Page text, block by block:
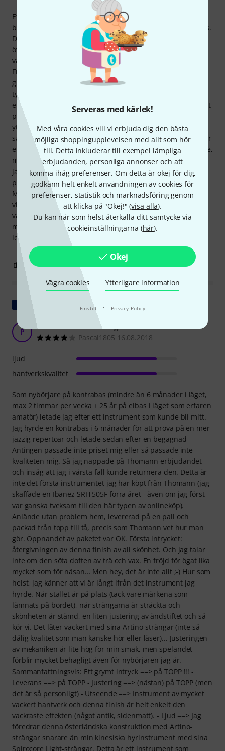
Serveras med kärlek!
Med våra cookies vill vi erbjuda dig den bästa
möjliga shoppingupplevelsen med allt som hör
till. Detta inkluderar till exempel lämpliga
erbjudanden, personliga annonser och att
komma ihåg preferenser. Om detta är okej för dig,
godkänn helt enkelt användningen av cookies för
preferenser, statistik och marknadsföring genom
att klicka på "Okej!" (visa alla).
Du kan när som helst återkalla ditt samtycke via
cookieinställningarna (här).
Okej
Vägra cookies Ytterligare information
Finstilt · Privacy Policy
Efter att ha jämfört den med andra basar i Thomann-
butiken bestämde jag mig för 22AS 3/4 Europe Double Bass.
Dess mjuka men klara, fylliga ljud och goda spelbarhet
övertygade mig i prisklassen under 1300 euro. Finishen är
vacker och kompletterar instrumentets karaktär perfekt.
Frakten var exemplarisk. Efteråt tog jag den till en
gitarrmakare, som inte var riktigt lika entusiastisk men
tyckte att den var acceptabel för priset. För strax under 200
euro justerade han relästolpen och stallet, inte minst för att
passa mina keramiska pickuper. Ljudet förbättrades
ytterligare. Jag var inte nöjd med strängarna som Thomann
satte på, som de kallade "jazz"-strängar. Dessa strängar har
en metallkärna; nylonsträngar skulle vara varmare, mjukare,
mer jazziga, men de kostar ungefär 100-130 euro mer. Så
jag kommer snart att köpa de "riktiga" strängarna till fullt
pris. Jag spelar soul, blues och lättare jazz i ett coverband.
Mina bandkamrater blir regelbundet vilda av upphetsning
vid åsynen av instrumentet. För publiken är det bara ett
vanligt instrument, till synes mer en musikers grej. Men
man ska inte underskatta en kontrabas närvaro och
lockelse. Tur är den som vet hur man spelar den.
13 ANMÄL RECENSION
P Över mina förväntningar!
Pascal1805 16.08.2018
Som nybörjare på kontrabas (mindre än 6 månader i läget,
max 2 timmar per vecka + 25 år på elbas i läget som erfaren
amatör) letade jag efter ett instrument som kunde bli mitt.
Jag hyrde en kontrabas i 6 månader för att prova på en mer
jazzig repertoar och letade sedan efter en begagnad -
Antingen passade inte priset mig eller så passade inte
kvaliteten mig. Så jag nappade på Thomann-erbjudandet
och insåg att jag i värsta fall kunde returnera den. Detta är
inte det första instrumentet jag har köpt från Thomann (jag
skaffade en Ibanez SRH 505F förra året - även om jag först
var ganska tveksam till den här typen av onlineköp).
Anlände utan problem hem, levererad på en pall och
packad från topp till tå, precis som Thomann vet hur man
gör. Öppnandet av paketet var OK. Första intrycket:
återgivningen av denna finish av all skönhet. Och jag talar
inte om den söta doften av trä och vax. En fröjd för ögat lika
mycket som för näsan... Men hey, det är inte allt ;-) Hur som
helst, jag känner att vi är långt ifrån det instrument jag
hyrde. När stallet är på plats (tack vare märkena som
lämnats på bordet), när strängarna är sträckta och
skönheten är stämd, en liten justering av ändstiftet och så
kör vi. Det låter vackert med sina Artino-strängar (inte så
dålig kvalitet som man kanske hör eller läser)... Justeringen
av mekaniken är lite hög för min smak, men spelandet
förblir mycket behagligt även för nybörjaren jag är.
Sammanfattningsvis: Ett grymt intryck ==> på TOPP !!! -
Leverans ==> på TOPP - Justering ==> (nästan) på TOPP (men
det är så personligt) - Utseende ==> Instrument av mycket
vackert hantverk och denna finish är helt enkelt den
vackraste effekten (något antik, sidenmatt). - Ljud ==> Jag
föredrar denna österländska konstruktion med Artino-
strängar snarare än min kinesiska hyrinstrument med sina
Spirocore Light-strängar. Detta är ett instrument som
ljud
hantverkskvalitet